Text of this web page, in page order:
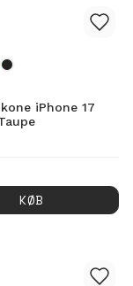
iPhone 17
KØB